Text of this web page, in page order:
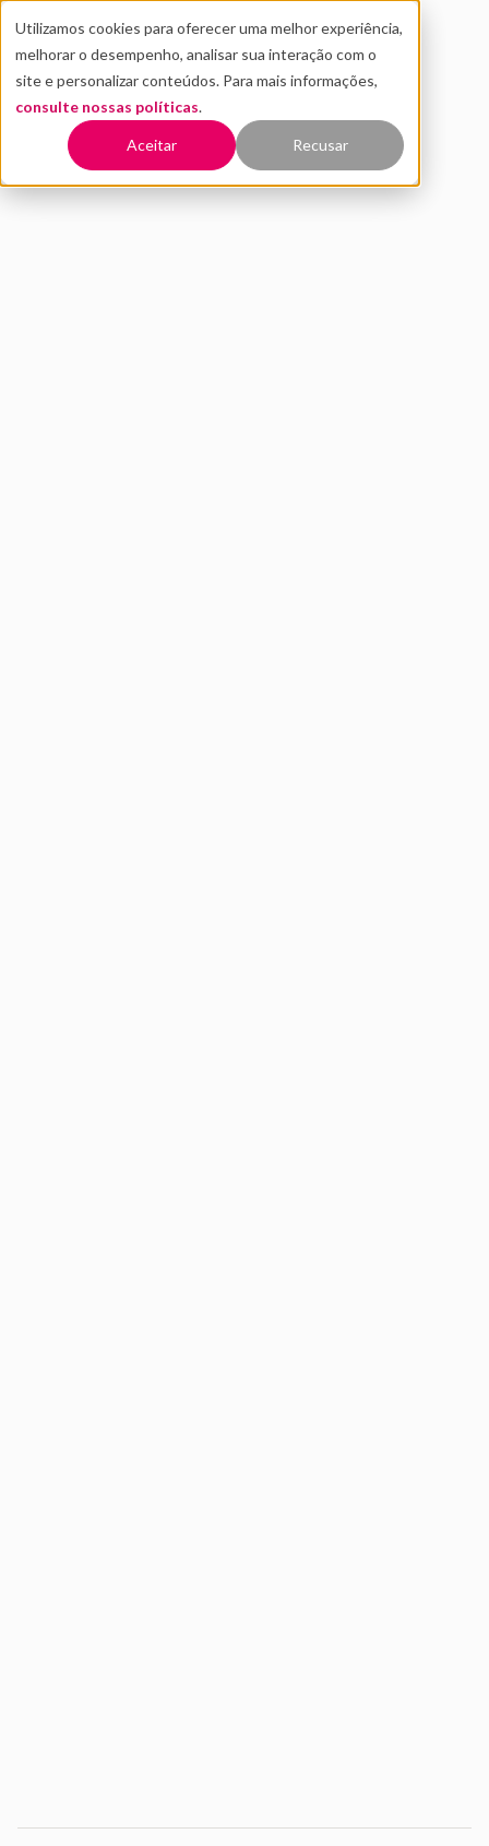
Utilizamos cookies para oferecer uma melhor experiência,
melhorar o desempenho, analisar sua interação com o
site e personalizar conteúdos. Para mais informações,
consulte nossas políticas.
Aceitar Recusar
Voltar
Distrito apoia Desafio